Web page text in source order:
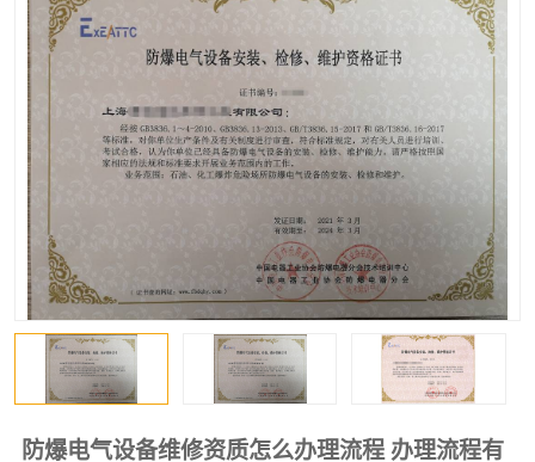
防爆电气设备维修资质怎么办理流程 办理流程有
防爆电气维修安装资质 空调制冷维修安装资质